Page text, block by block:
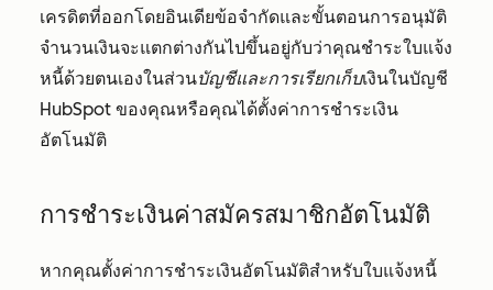
เครดิตที่ออกโดยอินเดียข้อจำกัดและขั้นตอนการอนุมัติ
จำนวนเงินจะแตกต่างกันไปขึ้นอยู่กับว่าคุณชำระใบแจ้ง
หนี้ด้วยตนเองในส่วนบัญชีและการเรียกเก็บเงินในบัญชี
HubSpot ของคุณหรือคุณได้ตั้งค่าการชำระเงิน
อัตโนมัติ
การชำระเงินค่าสมัครสมาชิกอัตโนมัติ
หากคุณตั้งค่าการชำระเงินอัตโนมัติสำหรับใบแจ้งหนี้